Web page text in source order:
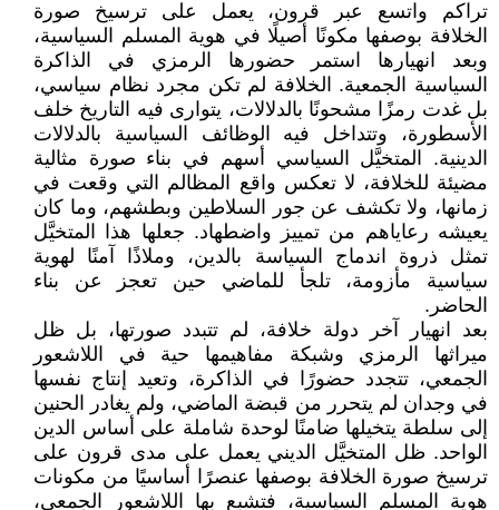
تراكم واتسع عبر قرون، يعمل على ترسيخ صورة
الخلافة بوصفها مكونًا أصيلًا في هوية المسلم السياسية،
وبعد انهيارها استمر حضورها الرمزي في الذاكرة
السياسية الجمعية. الخلافة لم تكن مجرد نظام سياسي،
بل غدت رمزًا مشحونًا بالدلالات، يتوارى فيه التاريخ خلف
الأسطورة، وتتداخل فيه الوظائف السياسية بالدلالات
الدينية. المتخيَّل السياسي أسهم في بناء صورة مثالية
مضيئة للخلافة، لا تعكس واقع المظالم التي وقعت في
زمانها، ولا تكشف عن جور السلاطين وبطشهم، وما كان
يعيشه رعاياهم من تمييز واضطهاد. جعلها هذا المتخيَّل
تمثل ذروة اندماج السياسة بالدين، وملاذًا آمنًا لهوية
سياسية مأزومة، تلجأ للماضي حين تعجز عن بناء
الحاضر.
بعد انهيار آخر دولة خلافة، لم تتبدد صورتها، بل ظل
ميراثها الرمزي وشبكة مفاهيمها حية في اللاشعور
الجمعي، تتجدد حضورًا في الذاكرة، وتعيد إنتاج نفسها
في وجدان لم يتحرر من قبضة الماضي، ولم يغادر الحنين
إلى سلطة يتخيلها ضامنًا لوحدة شاملة على أساس الدين
الواحد. ظل المتخيَّل الديني يعمل على مدى قرون على
ترسيخ صورة الخلافة بوصفها عنصرًا أساسيًا من مكونات
هوية المسلم السياسية، فتشبع بها اللاشعور الجمعي،